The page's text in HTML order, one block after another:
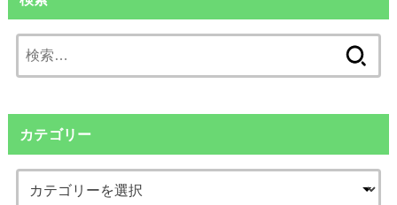
索:
カテゴリー